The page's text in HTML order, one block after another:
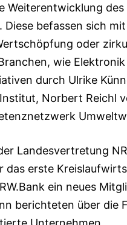
Weiterentwicklung des
befassen sich
oder
wie
durch Ulrike
Norbert Reichl
Landesvertretung
das erste
ein neues
berichteten über die